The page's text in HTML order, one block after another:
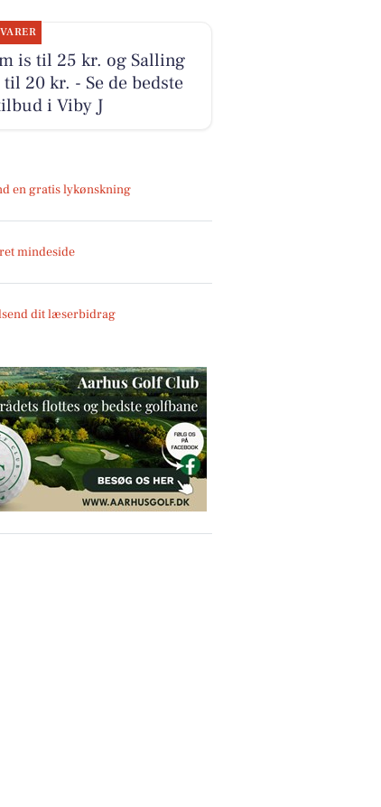
is til 25 kr. og Salling
til 20 kr. - Se de bedste
i Viby J
en gratis lykønskning
mindeside
dit læserbidrag